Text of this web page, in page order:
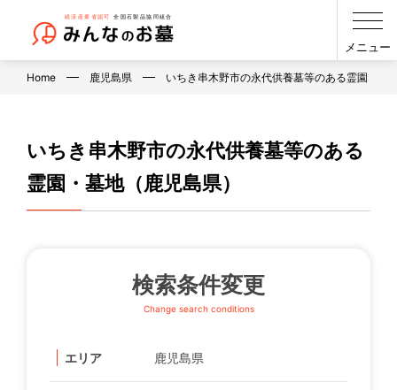
メニュー
Home 鹿児島県 いちき串木野市の永代供養墓等のある霊園・墓
いちき串木野市の永代供養墓等のある
霊園・墓地（鹿児島県）
検索条件変更
Change search conditions
エリア 鹿児島県